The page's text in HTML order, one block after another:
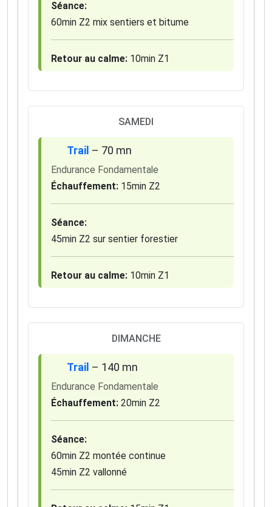
Séance:
60min Z2 mix sentiers et bitume
Retour au calme: 10min Z1
SAMEDI
Trail – 70 mn
Endurance Fondamentale
Échauffement: 15min Z2
Séance:
45min Z2 sur sentier forestier
Retour au calme: 10min Z1
DIMANCHE
Trail – 140 mn
Endurance Fondamentale
Échauffement: 20min Z2
Séance:
60min Z2 montée continue
45min Z2 vallonné